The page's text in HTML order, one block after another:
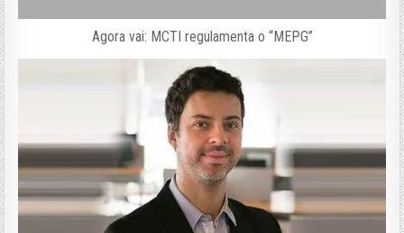
Agora vai: MCTI regulamenta o “MEPG”